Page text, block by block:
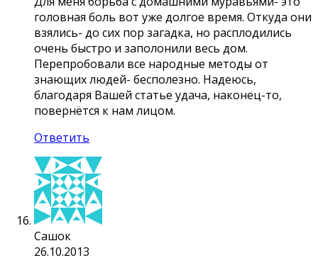
головная боль вот уже долгое время. Откуда они
взялись- до сих пор загадка, но расплодились
очень быстро и заполонили весь дом.
Перепробовали все народные методы от
знающих людей- бесполезно. Надеюсь,
благодаря Вашей статье удача, наконец-то,
повернётся к нам лицом.
Ответить
Сашок
26.10.2013